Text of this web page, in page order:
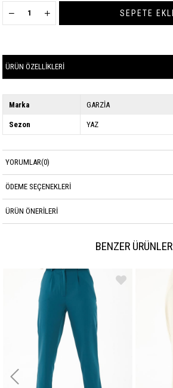
ÜRÜN ÖZELLIKLERI
Marka GARZİA
Sezon YAZ
YORUMLAR(0)
ÖDEME SEÇENEKLERI
ÜRÜN ÖNERILERI
BENZER ÜRÜNLER